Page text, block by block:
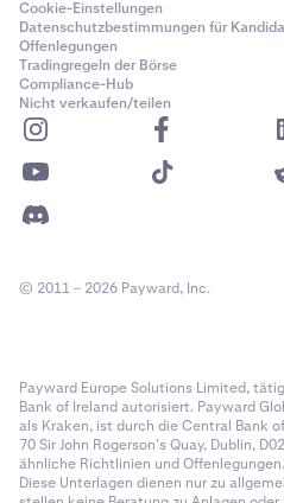
Cookie-Einstellungen
Datenschutzbestimmungen für
Offenlegungen
Tradingregeln der Börse
Compliance-Hub
Nicht verkaufen/teilen
© 2011 – 2026 Payward, Inc.
Payward Europe Solutions Limited,
Bank of Ireland autorisiert. Payward
als Kraken, ist durch die Central Bank
70 Sir John Rogerson’s Quay, Dublin,
ähnliche Richtlinien und Offenlegungen.
Diese Unterlagen dienen nur zu